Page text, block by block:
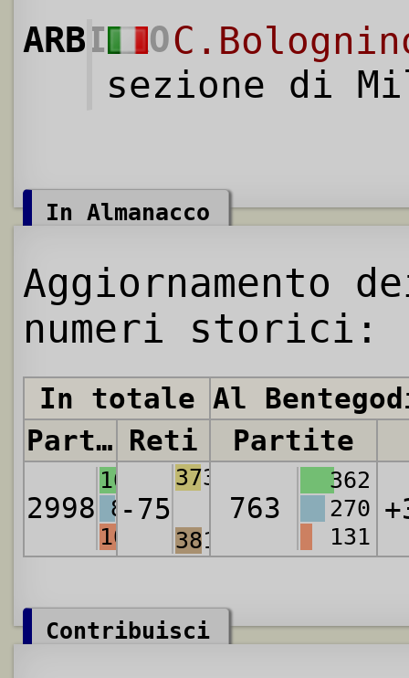
ARBITRO
sezione di
In Almanacco
Aggiornamento
numeri storici:
In totale Al
Partite Reti Partite
2998
1060
882
1056
-75
3735
3810
763
362
270
131
Contribuisci